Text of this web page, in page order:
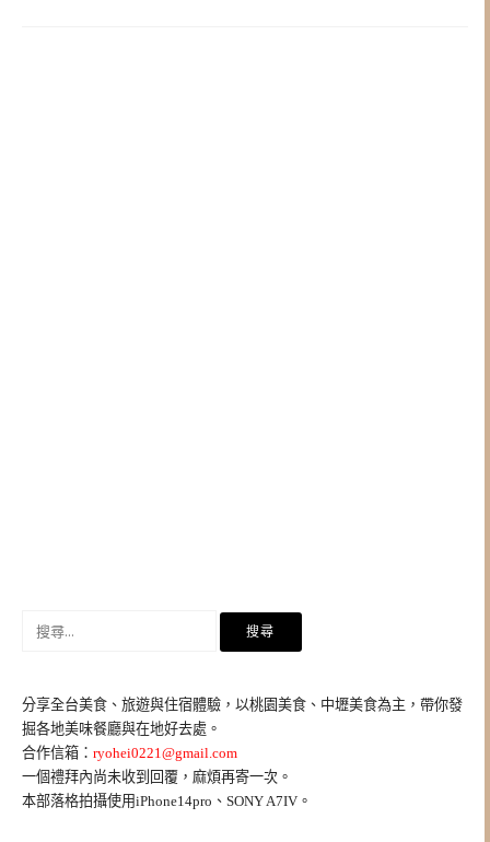
字:
分享全台美食、旅遊與住宿體驗，以桃園美食、中壢美食為主，帶你發
掘各地美味餐廳與在地好去處。
合作信箱： ryohei0221@gmail.com
一個禮拜內尚未收到回覆，麻煩再寄一次。
本部落格拍攝使用iPhone14pro、SONY A7IV。